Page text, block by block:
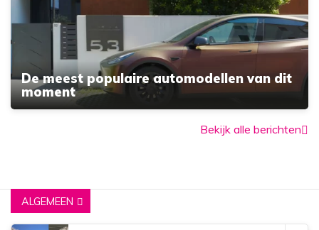
De meest populaire automodellen van dit
moment
Bekijk alle berichten
ALGEMEEN